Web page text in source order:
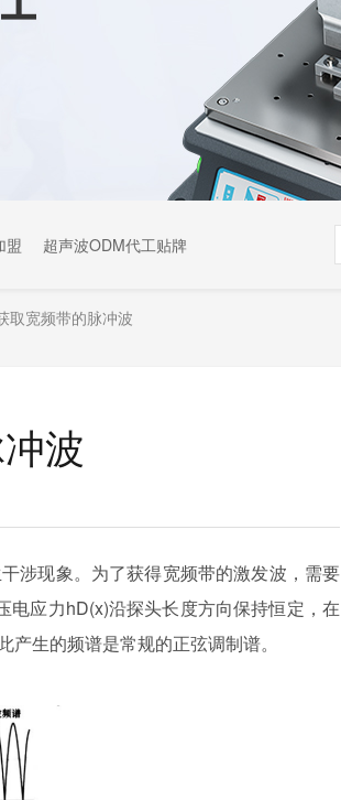
盟 超声波ODM代工贴牌
取宽频带的脉冲波
波
涉现象。为了获得宽频带的激发波，需要
应力hD(x)沿探头长度方向保持恒定，在
生的频谱是常规的正弦调制谱。